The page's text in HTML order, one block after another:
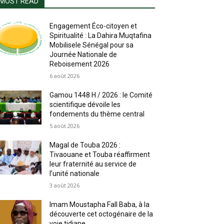
Engagement Éco-citoyen et
Spiritualité : La Dahira Muqtafina
Mobilisele Sénégal pour sa
Journée Nationale de
Reboisement 2026
6 août 2026
Gamou 1448 H / 2026 : le Comité
scientifique dévoile les
fondements du thème central
5 août 2026
Magal de Touba 2026 :
Tivaouane et Touba réaffirment
leur fraternité au service de
l’unité nationale
3 août 2026
Imam Moustapha Fall Baba, à la
découverte cet octogénaire de la